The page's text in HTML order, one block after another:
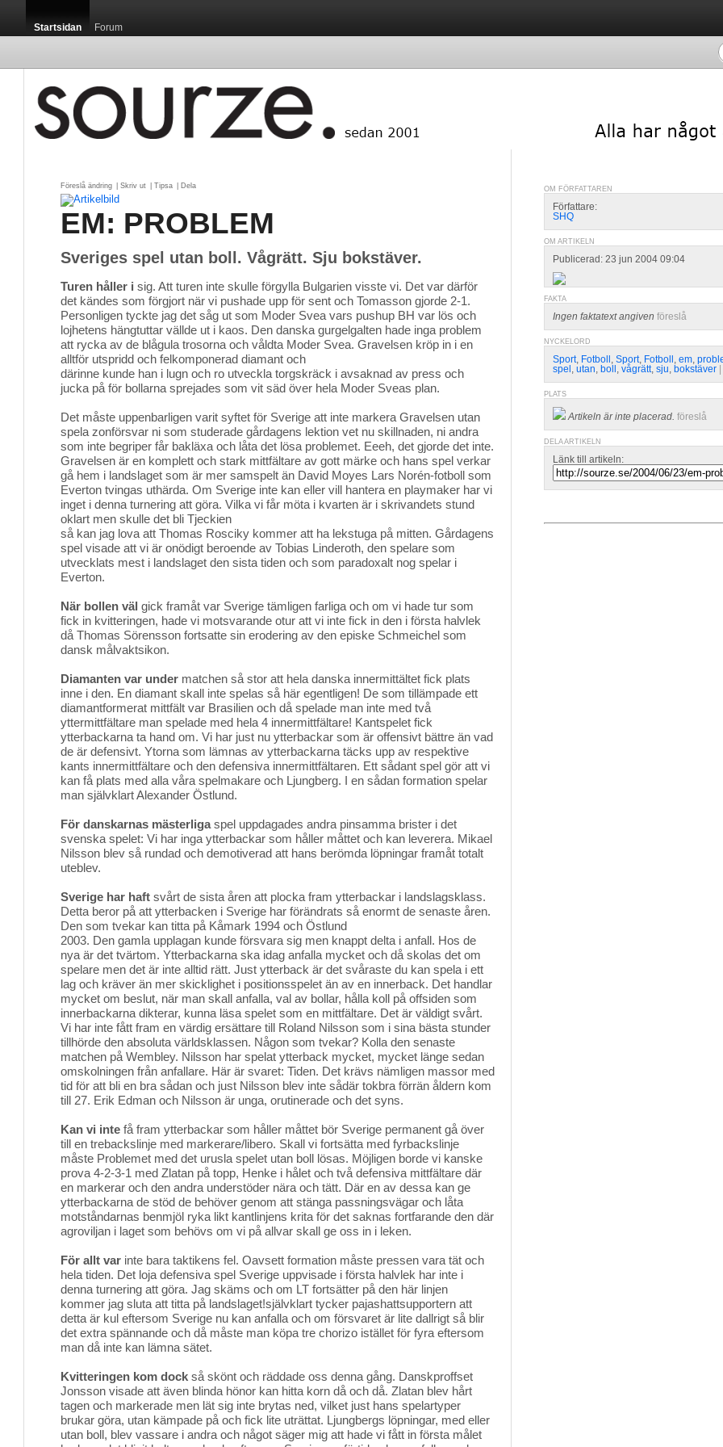
Startsidan Forum
Föreslå ändring Skriv ut Tipsa Dela
EM: PROBLEM
Sveriges spel utan boll. Vågrätt. Sju bokstäver.
Turen håller i sig. Att turen inte skulle förgylla Bulgarien visste vi. Det var därför
det kändes som förgjort när vi pushade upp för sent och Tomasson gjorde 2-1.
Personligen tyckte jag det såg ut som Moder Svea vars pushup BH var lös och
lojhetens hängtuttar vällde ut i kaos. Den danska gurgelgalten hade inga problem
att rycka av de blågula trosorna och våldta Moder Svea. Gravelsen kröp in i en
alltför utspridd och felkomponerad diamant och
därinne kunde han i lugn och ro utveckla torgskräck i avsaknad av press och
jucka på för bollarna sprejades som vit säd över hela Moder Sveas plan.
Det måste uppenbarligen varit syftet för Sverige att inte markera Gravelsen utan
spela zonförsvar ni som studerade gårdagens lektion vet nu skillnaden, ni andra
som inte begriper får bakläxa och låta det lösa problemet. Eeeh, det gjorde det inte.
Gravelsen är en komplett och stark mittfältare av gott märke och hans spel verkar
gå hem i landslaget som är mer samspelt än David Moyes Lars Norén-fotboll som
Everton tvingas uthärda. Om Sverige inte kan eller vill hantera en playmaker har vi
inget i denna turnering att göra. Vilka vi får möta i kvarten är i skrivandets stund
oklart men skulle det bli Tjeckien
så kan jag lova att Thomas Rosciky kommer att ha lekstuga på mitten. Gårdagens
spel visade att vi är onödigt beroende av Tobias Linderoth, den spelare som
utvecklats mest i landslaget den sista tiden och som paradoxalt nog spelar i
Everton.
När bollen väl gick framåt var Sverige tämligen farliga och om vi hade tur som
fick in kvitteringen, hade vi motsvarande otur att vi inte fick in den i första halvlek
då Thomas Sörensson fortsatte sin erodering av den episke Schmeichel som
dansk målvaktsikon.
Diamanten var under matchen så stor att hela danska innermittältet fick plats
inne i den. En diamant skall inte spelas så här egentligen! De som tillämpade ett
diamantformerat mittfält var Brasilien och då spelade man inte med två
yttermittfältare man spelade med hela 4 innermittfältare! Kantspelet fick
ytterbackarna ta hand om. Vi har just nu ytterbackar som är offensivt bättre än vad
de är defensivt. Ytorna som lämnas av ytterbackarna täcks upp av respektive
kants innermittfältare och den defensiva innermittfältaren. Ett sådant spel gör att vi
kan få plats med alla våra spelmakare och Ljungberg. I en sådan formation spelar
man självklart Alexander Östlund.
För danskarnas mästerligaspel uppdagades andra pinsamma brister i det
svenska spelet: Vi har inga ytterbackar som håller måttet och kan leverera. Mikael
Nilsson blev så rundad och demotiverad att hans berömda löpningar framåt totalt
uteblev.
Sverige har haft svårt de sista åren att plocka fram ytterbackar i landslagsklass.
Detta beror på att ytterbacken i Sverige har förändrats så enormt de senaste åren.
Den som tvekar kan titta på Kåmark 1994 och Östlund
2003. Den gamla upplagan kunde försvara sig men knappt delta i anfall. Hos de
nya är det tvärtom. Ytterbackarna ska idag anfalla mycket och då skolas det om
spelare men det är inte alltid rätt. Just ytterback är det svåraste du kan spela i ett
lag och kräver än mer skicklighet i positionsspelet än av en innerback. Det handlar
mycket om beslut, när man skall anfalla, val av bollar, hålla koll på offsiden som
innerbackarna dikterar, kunna läsa spelet som en mittfältare. Det är väldigt svårt.
Vi har inte fått fram en värdig ersättare till Roland Nilsson som i sina bästa stunder
tillhörde den absoluta världsklassen. Någon som tvekar? Kolla den senaste
matchen på Wembley. Nilsson har spelat ytterback mycket, mycket länge sedan
omskolningen från anfallare. Här är svaret: Tiden. Det krävs nämligen massor med
tid för att bli en bra sådan och just Nilsson blev inte sådär tokbra förrän åldern kom
till 27. Erik Edman och Nilsson är unga, orutinerade och det syns.
Kan vi inte få fram ytterbackar som håller måttet bör Sverige permanent gå över
till en trebackslinje med markerare/libero. Skall vi fortsätta med fyrbackslinje
måste Problemet med det urusla spelet utan boll lösas. Möjligen borde vi kanske
prova 4-2-3-1 med Zlatan på topp, Henke i hålet och två defensiva mittfältare där
en markerar och den andra understöder nära och tätt. Där en av dessa kan ge
ytterbackarna de stöd de behöver genom att stänga passningsvägar och låta
motståndarnas benmjöl ryka likt kantlinjens krita för det saknas fortfarande den där
agroviljan i laget som behövs om vi på allvar skall ge oss in i leken.
För allt var inte bara taktikens fel. Oavsett formation måste pressen vara tät och
hela tiden. Det loja defensiva spel Sverige uppvisade i första halvlek har inte i
denna turnering att göra. Jag skäms och om LT fortsätter på den här linjen
kommer jag sluta att titta på landslaget!självklart tycker pajashattsupportern att
detta är kul eftersom Sverige nu kan anfalla och om försvaret är lite dallrigt så blir
det extra spännande och då måste man köpa tre chorizo istället för fyra eftersom
man då inte kan lämna sätet.
Kvitteringen kom dock så skönt och räddade oss denna gång. Danskproffset
Jonsson visade att även blinda hönor kan hitta korn då och då. Zlatan blev hårt
tagen och markerade men lät sig inte brytas ned, vilket just hans spelartyper
brukar göra, utan kämpade på och fick lite uträttat. Ljungbergs löpningar, med eller
utan boll, blev vassare i andra och något säger mig att hade vi fått in första målet
OM FÖRFATTAREN
Författare:
SHQ
OM ARTIKELN
Publicerad: 23 jun 2004 09:04
FAKTA
Ingen faktatext angiven föreslå
NYCKELORD
Sport, Fotboll , Sport, Fotboll , em,
spel , utan, boll , vågrätt, sju, bokstäver
PLATS
Artikeln är inte placerad. föreslå
DELA ARTIKELN
Länk till artikeln: